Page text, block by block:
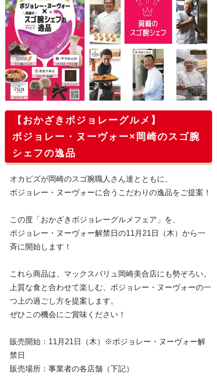
【おかざきボジョレーグルメ】
ボジョレー・ヌーヴォー×岡崎のスゴ腕
シェフの逸品
オカビズが岡崎のスゴ腕職人さん達とともに、
ボジョレー・ヌーヴォーに合うこだわりの逸品をご提案！
この度「おかざきボジョレーグルメフェア」を、
ボジョレー・ヌーヴォー解禁日の11月21日（木）から一
斉に開始します！
これら商品は、マックスバリュ岡崎美合店にも勢ぞろい。
上質な食と合わせて楽しむ、ボジョレー・ヌーヴォーの一
つ上の過ごし方を提案します。
ぜひこの機会にご賞味ください！
販売開始：11月21日（木）※ボジョレー・ヌーヴォー解
禁日
販売場所：事業者の各店舗（下記）